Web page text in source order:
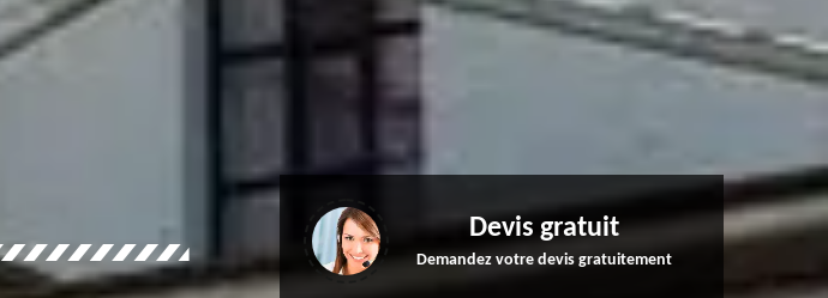
Devis gratuit
Demandez votre devis gratuitement